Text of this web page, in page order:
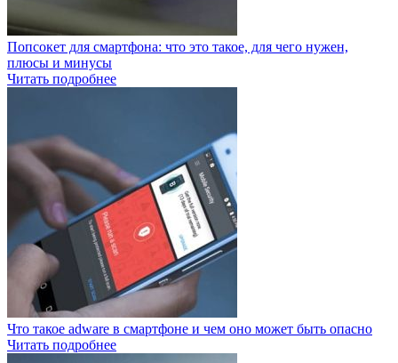
Попсокет для смартфона: что это такое, для чего нужен,
плюсы и минусы
Читать подробнее
Что такое adware в смартфоне и чем оно может быть опасно
Читать подробнее